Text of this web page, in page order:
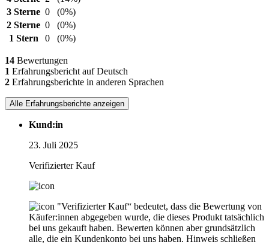
3 Sterne 0
(0%)
2 Sterne 0
(0%)
1 Stern
0 (0%)
14 Bewertungen
1 Erfahrungsbericht auf Deutsch
2 Erfahrungsberichte in anderen Sprachen
Alle Erfahrungsberichte anzeigen
Kund:in
23. Juli 2025
Verifizierter Kauf
"Verifizierter Kauf“ bedeutet, dass die Bewertung von
Käufer:innen abgegeben wurde, die dieses Produkt tatsächlich
bei uns gekauft haben. Bewerten können aber grundsätzlich
alle, die ein Kundenkonto bei uns haben. Hinweis schließen